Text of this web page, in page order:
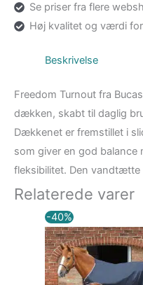
Se priser fra flere
Høj kvalitet og værdi
Beskrivelse
Freedom Turnout fra
dækken, skabt til daglig
Dækkenet er fremstillet i
som giver en god balance
fleksibilitet. Den vandtætte
Relaterede varer
-40%
pris
var:
kr.